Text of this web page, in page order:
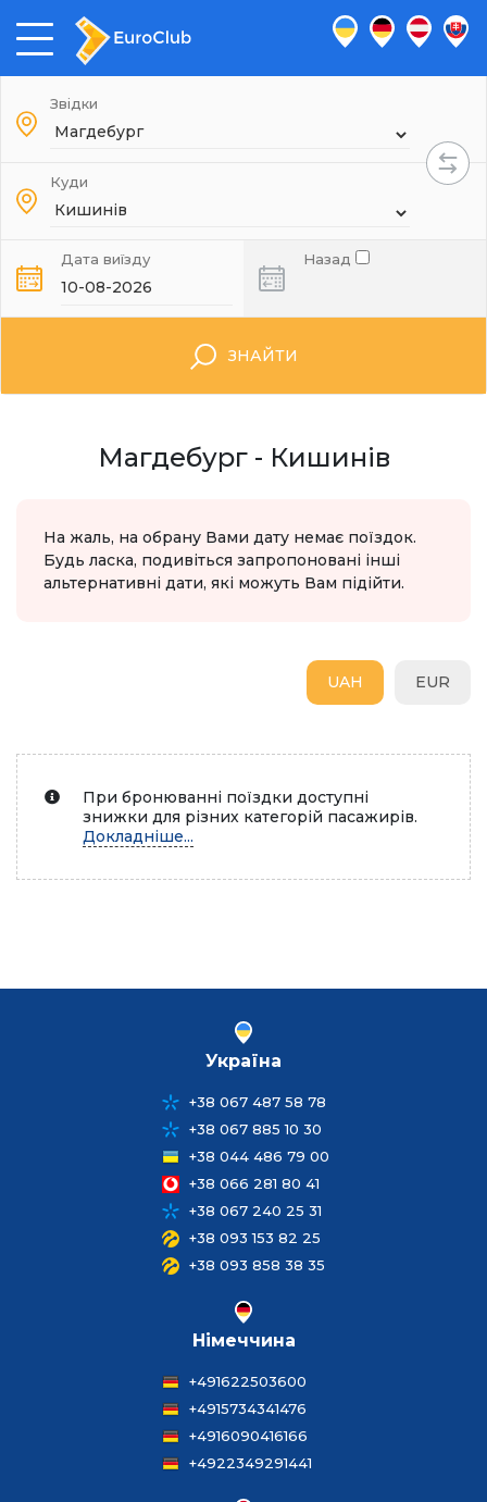
Звідки
Куди
Дата виїзду Назад
ЗНАЙТИ
Магдебург - Кишинів
На жаль, на обрану Вами дату немає поїздок.
Будь ласка, подивіться запропоновані інші
альтернативні дати, які можуть Вам підійти.
EUR
UAH
При бронюванні поїздки доступні
знижки для різних категорій пасажирів.
Докладніше...
Україна
+38 067 487 58 78
+38 067 885 10 30
+38 044 486 79 00
+38 066 281 80 41
+38 067 240 25 31
+38 093 153 82 25
+38 093 858 38 35
Німеччина
+491622503600
+4915734341476
+4916090416166
+4922349291441